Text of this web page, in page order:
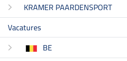
KRAMER PAARDENSPORT
Vacatures
BE